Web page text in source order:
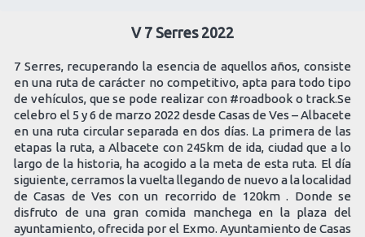
V 7 Serres 2022
7 Serres, recuperando la esencia de aquellos años, consiste
en una ruta de carácter no competitivo, apta para todo tipo
de vehículos, que se pode realizar con #roadbook o track.Se
celebro el 5 y 6 de marzo 2022 desde Casas de Ves – Albacete
en una ruta circular separada en dos días. La primera de las
etapas la ruta, a Albacete con 245km de ida, ciudad que a lo
largo de la historia, ha acogido a la meta de esta ruta. El día
siguiente, cerramos la vuelta llegando de nuevo a la localidad
de Casas de Ves con un recorrido de 120km . Donde se
disfruto de una gran comida manchega en la plaza del
ayuntamiento, ofrecida por el Exmo. Ayuntamiento de Casas